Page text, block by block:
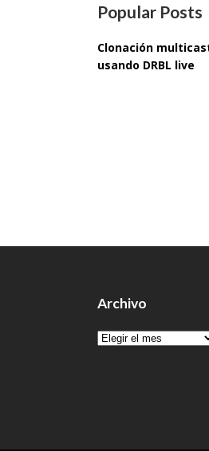
Popular Posts
Clonación
usando DRBL live
Archivo
Archivo